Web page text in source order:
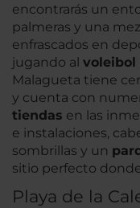
encontrarás un
palmeras y una
enfrascados en
jugando al voleibol
Malagueta tiene
y cuenta con
tiendas en las
e instalaciones,
sombrillas y un
sitio perfecto
Playa de la